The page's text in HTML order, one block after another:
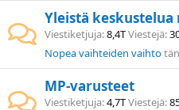
Yleistä
Viestiketjuja 8,4TViestejä
Nopea vaihteiden vaihto
MP-varusteet
Viestiketjuja 4,7TViestejä